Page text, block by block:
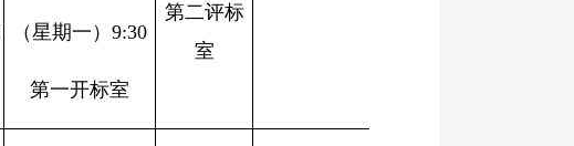
（星期一） 9:30
第一开标室
第二评标
室